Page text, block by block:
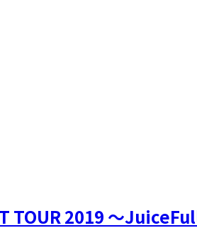
TOUR 2019 ～